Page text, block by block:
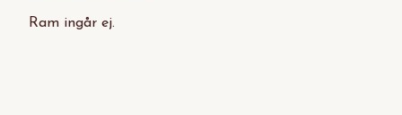
Ram ingår ej.